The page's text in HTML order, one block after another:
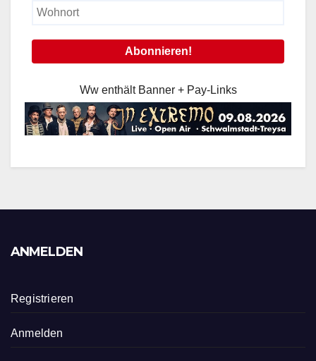
Ww enthält Banner + Pay-Links
ANMELDEN
Registrieren
Anmelden